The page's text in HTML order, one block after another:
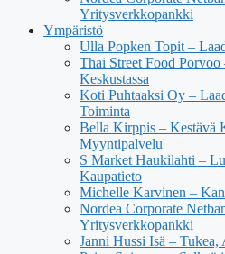
Yritysverkkopankki
Ympäristö
Ulla Popken Topit –
Thai Street Food
Keskustassa
Koti Puhtaaksi Oy –
Toiminta
Bella Kirppis – Kestävä
Myyntipalvelu
S Market Haukilahti –
Kaupatieto
Michelle Karvinen –
Nordea Corporate
Yritysverkkopankki
Janni Hussi Isä –